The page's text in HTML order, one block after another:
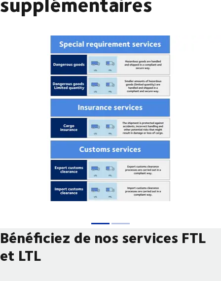
Bénéficiez de nos services FTL
et LTL